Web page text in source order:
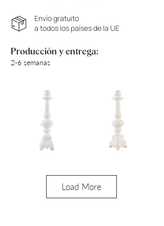
Envío gratuito
a todos los países de la UE
Producción y entrega:
2-6 semanas
Load More